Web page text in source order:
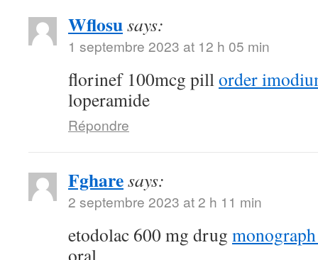
Wflosusays:
1 septembre 2023 at 12 h 05 min
florinef 100mcg pillorder
loperamide
Répondre
Fgharesays:
2 septembre 2023 at 2 h 11 min
etodolac 600 mg drug
oral